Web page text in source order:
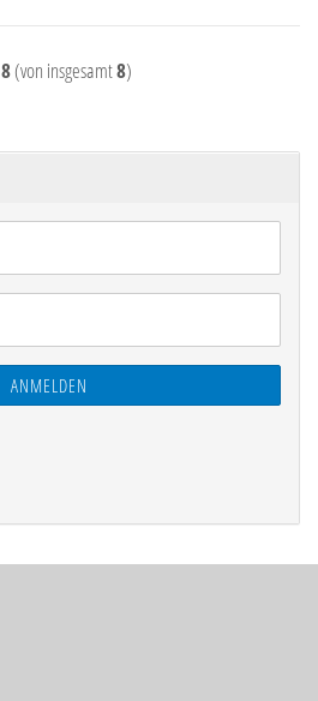
8(von insgesamt8)
ANMELDEN